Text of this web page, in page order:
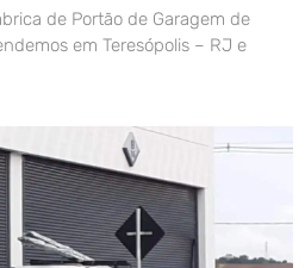
de Portão de Garagem de
em Teresópolis – RJ e